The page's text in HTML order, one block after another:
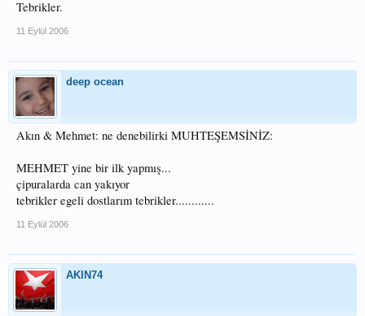
Tebrikler.
11 Eylül 2006
deep ocean
Akın & Mehmet: ne denebilirki MUHTEŞEMSİNİZ:
MEHMET yine bir ilk yapmış...
çipuralarda can yakıyor
tebrikler egeli dostlarım tebrikler............
11 Eylül 2006
AKIN74